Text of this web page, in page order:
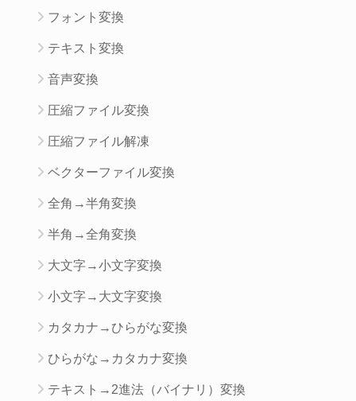
フォント変換
テキスト変換
音声変換
圧縮ファイル変換
圧縮ファイル解凍
ベクターファイル変換
全角→半角変換
半角→全角変換
大文字→小文字変換
小文字→大文字変換
カタカナ→ひらがな変換
ひらがな→カタカナ変換
テキスト→2進法（バイナリ）変換